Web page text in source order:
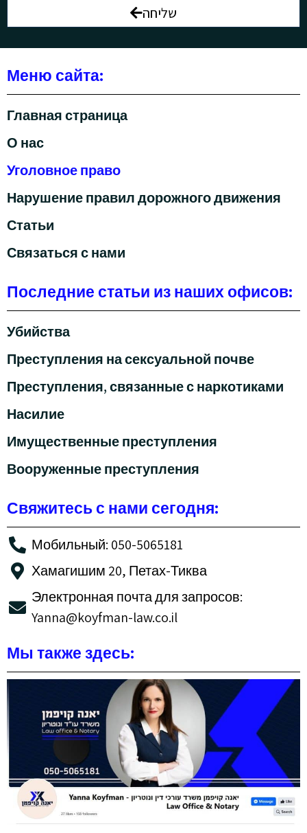
שליחה
Меню сайта:
Главная страница
О нас
Уголовное право
Нарушение правил дорожного движения
Статьи
Связаться с нами
Последние статьи из наших офисов:
Убийства
Преступления на сексуальной почве
Преступления, связанные с наркотиками
Насилие
Имущественные преступления
Вооруженные преступления
Свяжитесь с нами сегодня:
Мобильный: 050-5065181
Хамагишим 20, Петах-Тиква
Электронная почта для запросов:
Yanna@koyfman-law.co.il
Мы также здесь: